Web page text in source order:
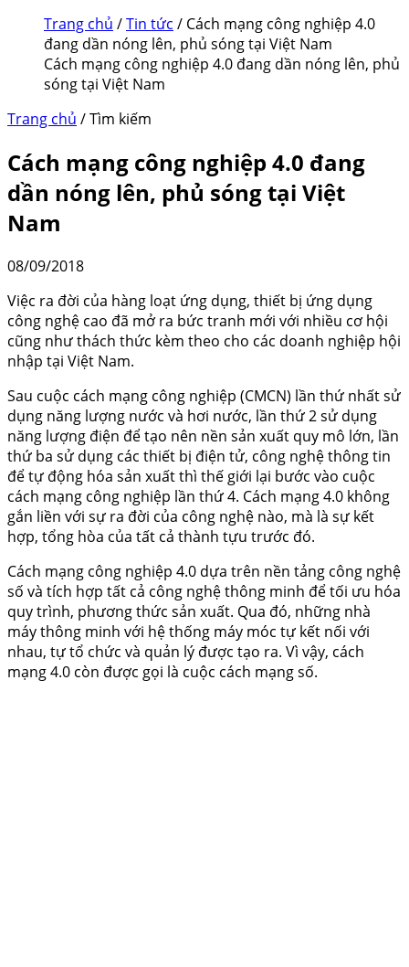
Trang chủ /Tin tức / Cách mạng công nghiệp 4.0
đang dần nóng lên, phủ sóng tại Việt Nam
Cách mạng công nghiệp 4.0 đang dần nóng lên, phủ
sóng tại Việt Nam
Trang chủ / Tìm kiếm
Cách mạng công nghiệp 4.0 đang
dần nóng lên, phủ sóng tại Việt
Nam
08/09/2018
Việc ra đời của hàng loạt ứng dụng, thiết bị ứng dụng
công nghệ cao đã mở ra bức tranh mới với nhiều cơ hội
cũng như thách thức kèm theo cho các doanh nghiệp hội
nhập tại Việt Nam.
Sau cuộc cách mạng công nghiệp (CMCN) lần thứ nhất sử
dụng năng lượng nước và hơi nước, lần thứ 2 sử dụng
năng lượng điện để tạo nên nền sản xuất quy mô lớn, lần
thứ ba sử dụng các thiết bị điện tử, công nghệ thông tin
để tự động hóa sản xuất thì thế giới lại bước vào cuộc
cách mạng công nghiệp lần thứ 4. Cách mạng 4.0 không
gắn liền với sự ra đời của công nghệ nào, mà là sự kết
hợp, tổng hòa của tất cả thành tựu trước đó.
Cách mạng công nghiệp 4.0 dựa trên nền tảng công nghệ
số và tích hợp tất cả công nghệ thông minh để tối ưu hóa
quy trình, phương thức sản xuất. Qua đó, những nhà
máy thông minh với hệ thống máy móc tự kết nối với
nhau, tự tổ chức và quản lý được tạo ra. Vì vậy, cách
mạng 4.0 còn được gọi là cuộc cách mạng số.